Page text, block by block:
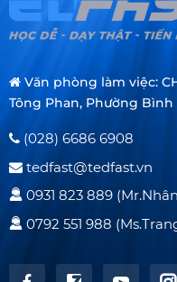
Văn phòng làm việc:
Tông Phan, Phường
(028) 6686 6908
tedfast@tedfast.vn
0931 823 889
0792 551 988